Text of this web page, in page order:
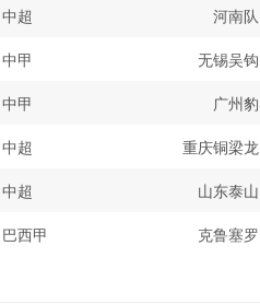
中超 河南队
中甲 无锡吴钩
中甲 广州豹
中超 重庆铜梁龙
中超 山东泰山
巴西甲 克鲁塞罗